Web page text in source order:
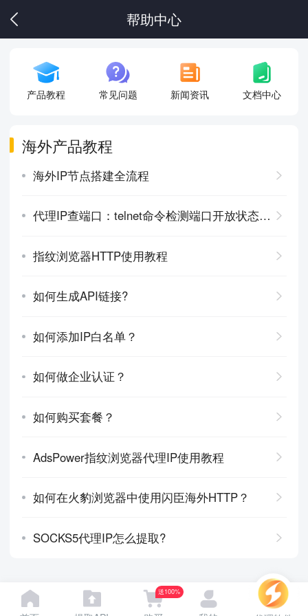
帮助中心
产品教程 常见问题 新闻资讯 文档中心
海外产品教程
海外IP节点搭建全流程
代理IP查端口：telnet命令检测端口开放状态教程
指纹浏览器HTTP使用教程
如何生成API链接?
如何添加IP白名单？
如何做企业认证？
如何购买套餐？
AdsPower指纹浏览器代理IP使用教程
如何在火豹浏览器中使用闪臣海外HTTP？
SOCKS5代理IP怎么提取?
送100%